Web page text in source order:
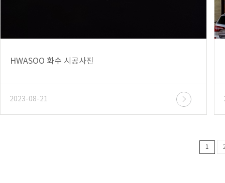
HWASOO 화수 시공사진
2023-08-21
1